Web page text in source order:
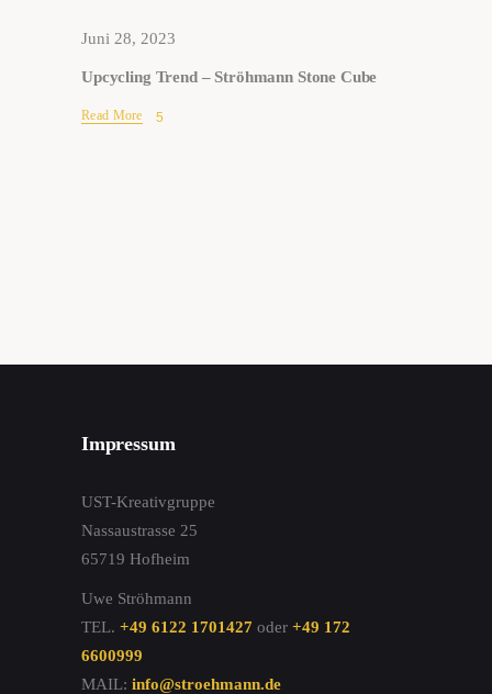
Juni 28, 2023
Upcycling Trend – Ströhmann Stone Cube
Read More
Impressum
UST-Kreativgruppe
Nassaustrasse 25
65719 Hofheim
Uwe Ströhmann
TEL. +49 6122 1701427 oder +49 172
6600999
MAIL: info@stroehmann.de